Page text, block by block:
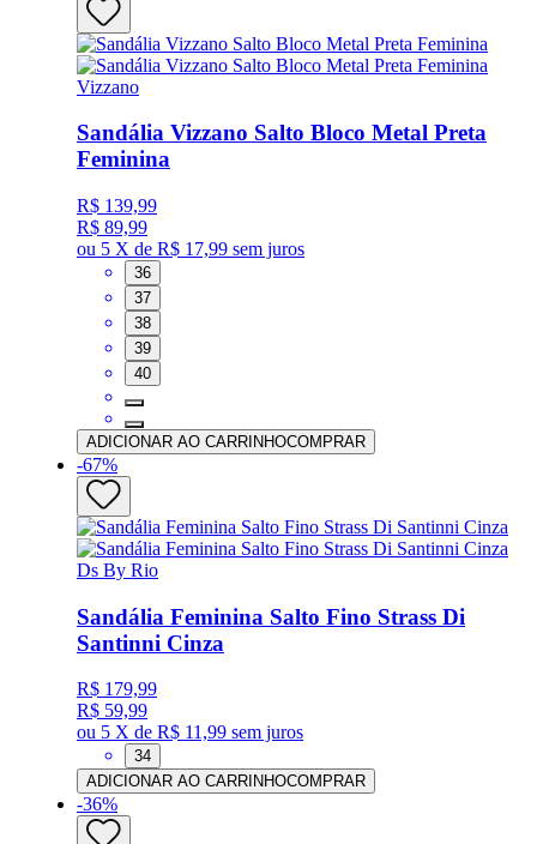
Vizzano
Sandália Vizzano Salto Bloco Metal Preta
Feminina
R$ 139,99
R$ 89,99
ou 5 X de R$ 17,99 sem juros
36
37
38
39
40
ADICIONAR AO CARRINHOCOMPRAR
-67%
Ds By Rio
Sandália Feminina Salto Fino Strass Di
Santinni Cinza
R$ 179,99
R$ 59,99
ou 5 X de R$ 11,99 sem juros
34
ADICIONAR AO CARRINHOCOMPRAR
-36%